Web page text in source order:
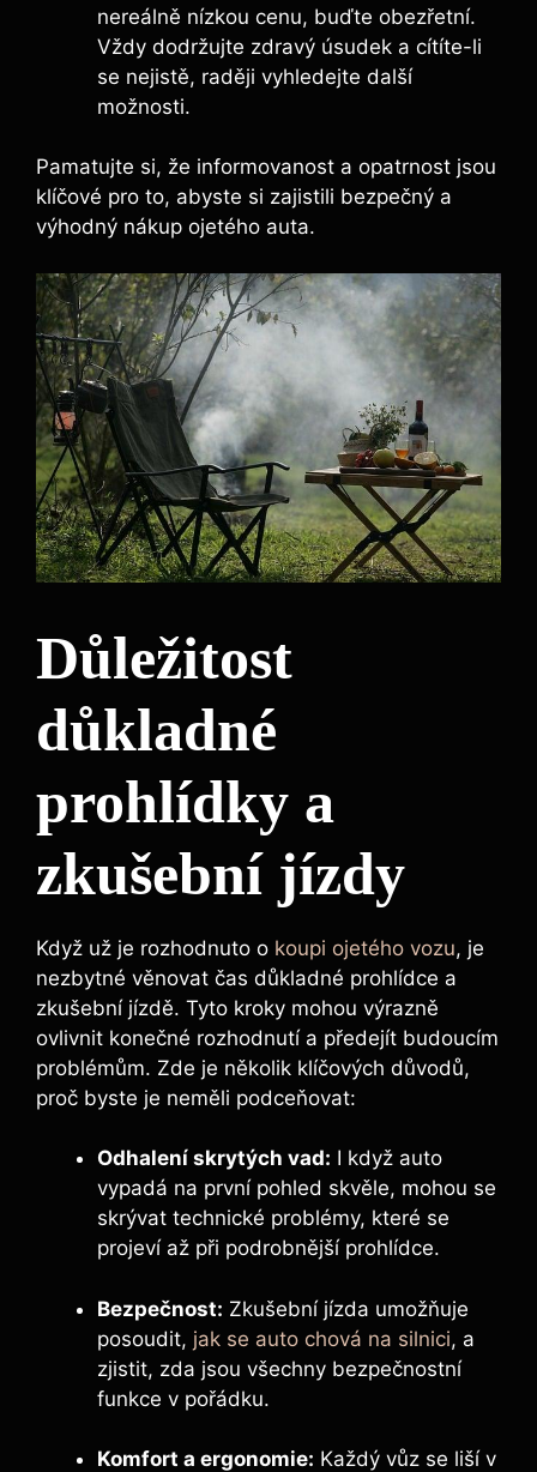
nereálně nízkou cenu, buďte obezřetní.
Vždy dodržujte zdravý úsudek a cítíte-li
se nejistě, raději vyhledejte další
možnosti.
Pamatujte si, že informovanost a opatrnost jsou
klíčové pro to, abyste si zajistili bezpečný a
výhodný nákup ojetého auta.
Důležitost
důkladné
prohlídky a
zkušební jízdy
Když už je rozhodnuto o koupi ojetého vozu, je
nezbytné věnovat čas důkladné prohlídce a
zkušební jízdě. Tyto kroky mohou výrazně
ovlivnit konečné rozhodnutí a předejít budoucím
problémům. Zde je několik klíčových důvodů,
proč byste je neměli podceňovat:
Odhalení skrytých vad: I když auto
vypadá na první pohled skvěle, mohou se
skrývat technické problémy, které se
projeví až při podrobnější prohlídce.
Bezpečnost: Zkušební jízda umožňuje
posoudit, jak se auto chová na silnici, a
zjistit, zda jsou všechny bezpečnostní
funkce v pořádku.
Komfort a ergonomie: Každý vůz se liší v